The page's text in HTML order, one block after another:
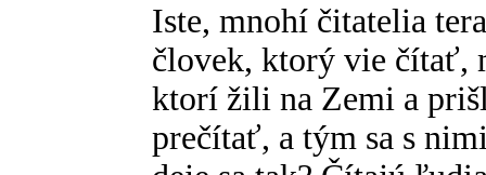
Iste, mnohí čitatelia
človek, ktorý vie čítať,
ktorí žili na Zemi a
prečítať, a tým sa s